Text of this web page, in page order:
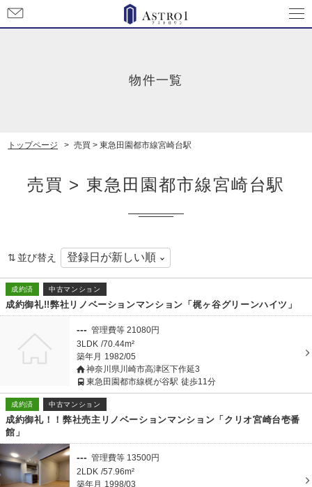
問
物件一覧
トップページ 売買 > 東急田園都市線宮崎台駅
売買 > 東急田園都市線宮崎台駅
並び替え
成約済 中古マンション
成約御礼!!弊社リノベーションマンション「梶ヶ谷グリーンハイツ」
3LDK 70.44m²
築年月 1982/05
神奈川県川崎市高津区下作延3
東急田園都市線梶が谷駅 徒歩11分
--- 管理費等 21080円
成約済 中古マンション
成約御礼！！弊社売主リノベーションマンション「クリオ宮崎台壱番
館」
2LDK 57.96m²
築年月 1998/03
--- 管理費等 13500円